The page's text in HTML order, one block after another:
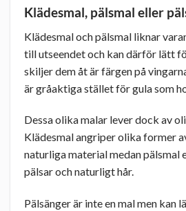
Klädesmal, pälsmal eller
Klädesmal och pälsmal liknar
till utseendet och kan därför lätt
skiljer dem åt är färgen på
är gråaktiga stället för gula som
Dessa olika malar lever dock av
Klädesmal angriper olika former
naturliga material medan pälsmal
pälsar och naturligt hår.
Pälsänger är inte en mal men kan